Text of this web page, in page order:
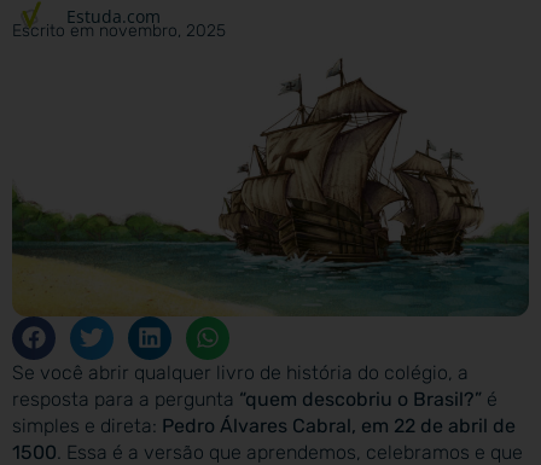
Estuda.com
Escrito em novembro, 2025
Se você abrir qualquer livro de história do colégio, a
resposta para a pergunta “quem descobriu o Brasil?” é
simples e direta: Pedro Álvares Cabral, em 22 de abril de
1500 . Essa é a versão que aprendemos, celebramos e que